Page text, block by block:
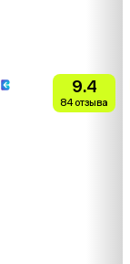
9.4
84 отзыва